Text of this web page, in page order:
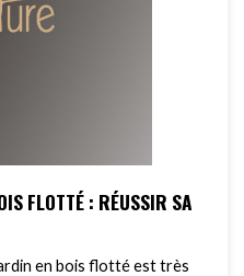
FLOTTÉ : RÉUSSIR SA
en bois flotté est très